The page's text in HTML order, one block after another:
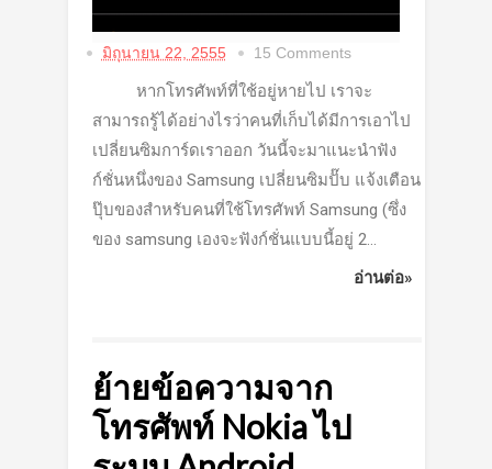
มิถุนายน 22, 2555 15 Comments
หากโทรศัพท์ที่ใช้อยู่หายไป เราจะ
สามารถรู้ได้อย่างไรว่าคนที่เก็บได้มีการเอาไป
เปลี่ยนซิมการ์ดเราออก วันนี้จะมาแนะนำฟัง
ก์ชั่นหนึ่งของ Samsung เปลี่ยนซิมปั๊บ แจ้งเตือน
ปุ๊บของสำหรับคนที่ใช้โทรศัพท์ Samsung (ซึ่ง
ของ samsung เองจะฟังก์ชั่นแบบนี้อยู่ 2...
อ่านต่อ»
ย้ายข้อความจาก
โทรศัพท์ Nokia ไป